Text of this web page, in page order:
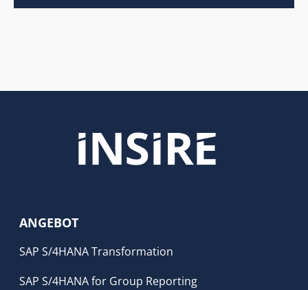
ANGEBOT
SAP S/4HANA Transformation
SAP S/4HANA for Group Reporting